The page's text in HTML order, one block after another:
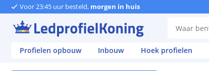
Voor 23:45 uur besteld, morgen in huis
Profielen opbouw Inbouw Hoek profielen